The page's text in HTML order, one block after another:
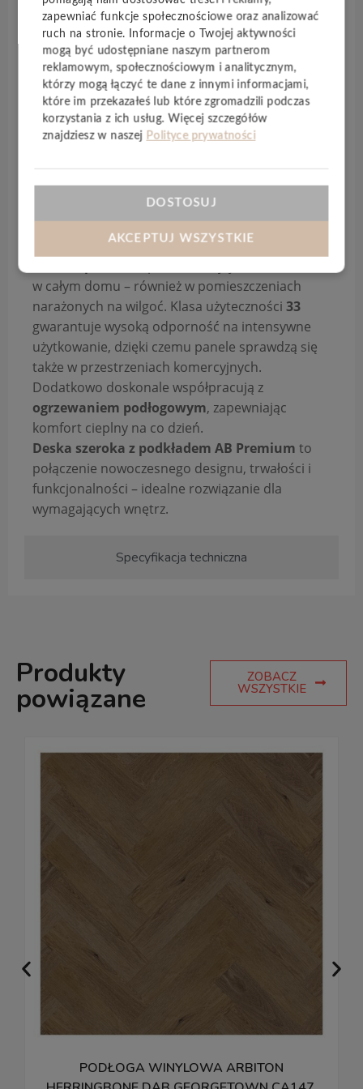
Specyfikacja techniczna
wycisza kroki, poprawia izolację i jednocześnie
ułatwia montaż, eliminując konieczność
stosowania dodatkowych warstw.
Zastosowanastruktura synchroniczna
sprawia, że powierzchnia paneli wiernie
odwzorowuje naturalne usłojenie drewna –
zarówno pod względem wyglądu, jak i faktury.
Czterostronna V-fugapodkreśla krawędzie
desek, nadając podłodze realistyczny i elegancki
Dzięki systemowi zamkówI4Fmontaż jest szybki,
bezklejowy. Podłoga jest w pełni
w całym domu – również w pomieszczeniach
narażonych na wilgoć. Klasa użyteczności 33
gwarantuje wysoką odporność na intensywne
użytkowanie, dzięki czemu panele sprawdzą się
także w przestrzeniach komercyjnych.
Dodatkowo doskonale współpracują z
ogrzewaniem podłogowym, zapewniając
komfort cieplny na co dzień.
Deska szeroka z podkładem AB Premium to
połączenie nowoczesnego designu, trwałości i
funkcjonalności – idealne rozwiązanie dla
wymagających wnętrz.
Produkty
powiązane
ZOBACZ
WSZYSTKIE
PODŁOGA WINYLOWA ARBITON
zapewniać funkcje społecznościowe oraz analizować
ruch na stronie. Informacje o Twojej aktywności
mogą być udostępniane naszym partnerom
reklamowym, społecznościowym i analitycznym,
którzy mogą łączyć te dane z innymi informacjami,
które im przekazałeś lub które zgromadzili podczas
korzystania z ich usług. Więcej szczegółów
znajdziesz w naszej Polityce prywatności
DOSTOSUJ
AKCEPTUJ WSZYSTKIE